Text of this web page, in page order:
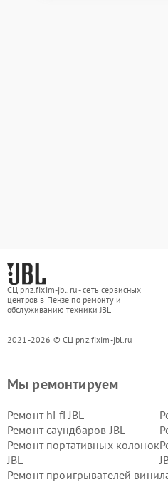
СЦ pnz.fixim-jbl.ru - сеть сервисных
центров в Пензе по ремонту и
обслуживанию техники JBL
2021-2026 © СЦ pnz.fixim-jbl.ru
Мы ремонтируем
Ремонт hi fi JBL
Ремонт саундбаров JBL
Ремонт портативных колонок
JBL
Ремонт проигрывателей